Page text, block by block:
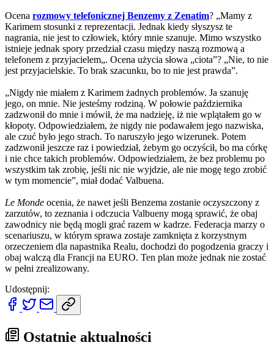
Ocena rozmowy telefonicznej Benzemy z Zenatim? „Mamy z
Karimem stosunki z reprezentacji. Jednak kiedy słyszysz te
nagrania, nie jest to człowiek, który mnie szanuje. Mimo wszystko
istnieje jednak spory przedział czasu między naszą rozmową a
telefonem z przyjacielem„. Ocena użycia słowa „ciota”? „Nie, to nie
jest przyjacielskie. To brak szacunku, bo to nie jest prawda”.
„Nigdy nie miałem z Karimem żadnych problemów. Ja szanuję
jego, on mnie. Nie jesteśmy rodziną. W połowie października
zadzwonił do mnie i mówił, że ma nadzieję, iż nie wplątałem go w
kłopoty. Odpowiedziałem, że nigdy nie podawałem jego nazwiska,
ale czuć było jego strach. To naruszyło jego wizerunek. Potem
zadzwonił jeszcze raz i powiedział, żebym go oczyścił, bo ma córkę
i nie chce takich problemów. Odpowiedziałem, że bez problemu po
wszystkim tak zrobię, jeśli nic nie wyjdzie, ale nie mogę tego zrobić
w tym momencie”, miał dodać Valbuena.
Le Monde ocenia, że nawet jeśli Benzema zostanie oczyszczony z
zarzutów, to zeznania i odczucia Valbueny mogą sprawić, że obaj
zawodnicy nie będą mogli grać razem w kadrze. Federacja marzy o
scenariuszu, w którym sprawa zostaje zamknięta z korzystnym
orzeczeniem dla napastnika Realu, dochodzi do pogodzenia graczy i
obaj walczą dla Francji na EURO. Ten plan może jednak nie zostać
w pełni zrealizowany.
Udostępnij:
Ostatnie aktualności